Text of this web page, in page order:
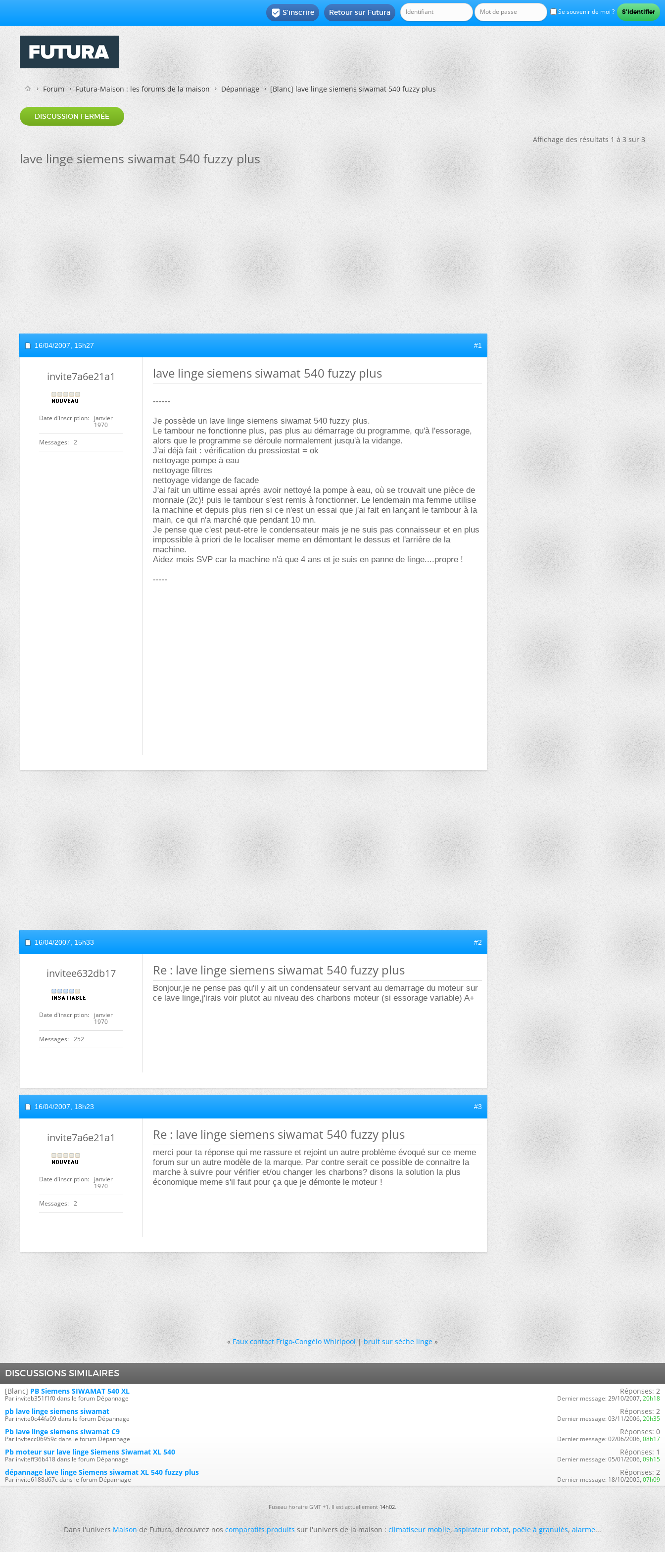
Se souvenir de moi ?
Retour sur Futura
 S'inscrire
Forum Futura-Maison : les forums de la maison Dépannage [Blanc]lave linge siemens siwamat 540 fuzzy plus
DISCUSSION FERMÉE
Affichage des résultats 1 à 3 sur 3
lave linge siemens siwamat 540 fuzzy plus
16/04/2007, 15h27 #1
invite7a6e21a1
Date d'inscription
janvier
1970
Messages 2
lave linge siemens siwamat 540 fuzzy plus
------
Je possède un lave linge siemens siwamat 540 fuzzy plus.
Le tambour ne fonctionne plus, pas plus au démarrage du programme, qu'à l'essorage,
alors que le programme se déroule normalement jusqu'à la vidange.
J'ai déjà fait : vérification du pressiostat = ok
nettoyage pompe à eau
nettoyage filtres
nettoyage vidange de facade
J'ai fait un ultime essai aprés avoir nettoyé la pompe à eau, où se trouvait une pièce de
monnaie (2c)! puis le tambour s'est remis à fonctionner. Le lendemain ma femme utilise
la machine et depuis plus rien si ce n'est un essai que j'ai fait en lançant le tambour à la
main, ce qui n'a marché que pendant 10 mn.
Je pense que c'est peut-etre le condensateur mais je ne suis pas connaisseur et en plus
impossible à priori de le localiser meme en démontant le dessus et l'arrière de la
machine.
Aidez mois SVP car la machine n'à que 4 ans et je suis en panne de linge....propre !
-----
16/04/2007, 15h33 #2
invitee632db17
Date d'inscription
janvier
1970
Messages 252
Re : lave linge siemens siwamat 540 fuzzy plus
Bonjour,je ne pense pas qu'il y ait un condensateur servant au demarrage du moteur sur
ce lave linge,j'irais voir plutot au niveau des charbons moteur (si essorage variable) A+
16/04/2007, 18h23 #3
invite7a6e21a1
Date d'inscription
janvier
1970
Messages 2
Re : lave linge siemens siwamat 540 fuzzy plus
merci pour ta réponse qui me rassure et rejoint un autre problème évoqué sur ce meme
forum sur un autre modèle de la marque. Par contre serait ce possible de connaitre la
marche à suivre pour vérifier et/ou changer les charbons? disons la solution la plus
économique meme s'il faut pour ça que je démonte le moteur !
« Faux contact Frigo-Congélo Whirlpool|bruit sur sèche linge »
DISCUSSIONS SIMILAIRES
[Blanc] PB Siemens SIWAMAT 540 XL
Par inviteb351f1f0 dans le forum Dépannage
Réponses: 2
Dernier message: 29/10/2007, 20h18
pb lave linge siemens siwamat
Par invite0c44fa09 dans le forum Dépannage
Réponses: 2
Dernier message: 03/11/2006, 20h35
Pb lave linge siemens siwamat C9
Par invitecc06959c dans le forum Dépannage
Réponses: 0
Dernier message: 02/06/2006, 08h17
Pb moteur sur lave linge Siemens Siwamat XL 540
Par inviteff36b418 dans le forum Dépannage
Réponses: 1
Dernier message: 05/01/2006, 09h15
dépannage lave linge Siemens siwamat XL 540 fuzzy plus
Par invite6188d67c dans le forum Dépannage
Réponses: 2
Dernier message: 18/10/2005, 07h09
Fuseau horaire GMT +1. Il est actuellement14h02.
Dans l'universMaisonde Futura, découvrez noscomparatifs produitssur l'univers de la maison :climatiseur mobile,aspirateur robot,poêle à granulés,alarme...